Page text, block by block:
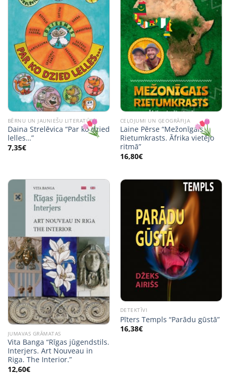
BĒRNU UN JAUNIEŠU LITERATŪRA
Daina Strelēvica “Par ko dzied
lelles…”
7,35€
CEĻOJUMI UN ĢEOGRĀFIJA
Laine Pērse “Mežonīgais
Rietumkrasts. Āfrika vietējo
ritmā”
16,80€
JUMAVAS GRĀMATAS
Vita Banga “Rīgas jūgendstils.
Interjers. Art Nouveau in
Riga. The Interior.”
12,60€
DETEKTĪVI
Pīters Templs “Parādu gūstā”
16,38€